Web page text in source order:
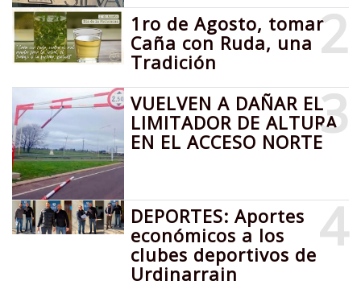
2
1ro de Agosto, tomar
Caña con Ruda, una
Tradición
3
VUELVEN A DAÑAR EL
LIMITADOR DE ALTURA
EN EL ACCESO NORTE
4
DEPORTES: Aportes
económicos a los
clubes deportivos de
Urdinarrain